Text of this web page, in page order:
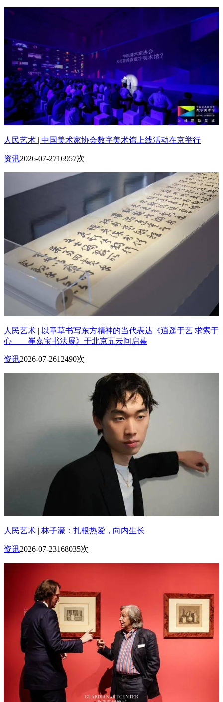
人民艺术 | 中国美术家协会数字美术馆上线活动在京举行
资讯2026-07-2716957次
人民艺术 | 以章草书写东方精神的当代表达《逍遥于艺 求索于
心——崔嘉宝书法展》于北京五云间启幕
资讯2026-07-2612490次
人民艺术 | 林子濠：扎根热爱，向内生长
资讯2026-07-23168035次